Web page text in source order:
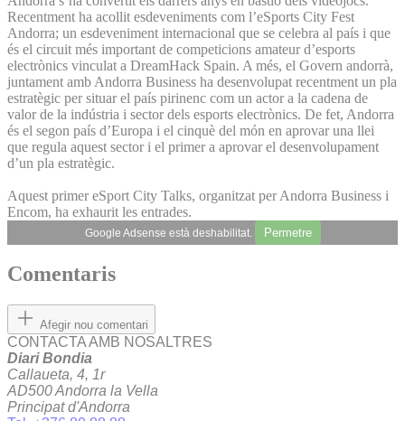
Recentment ha acollit esdeveniments com l’eSports City Fest
Andorra; un esdeveniment internacional que se celebra al país i que
és el circuit més important de competicions amateur d’esports
electrònics vinculat a DreamHack Spain. A més, el Govern andorrà,
juntament amb Andorra Business ha desenvolupat recentment un pla
estratègic per situar el país pirinenc com un actor a la cadena de
valor de la indústria i sector dels esports electrònics. De fet, Andorra
és el segon país d’Europa i el cinquè del món en aprovar una llei
que regula aquest sector i el primer a aprovar el desenvolupament
d’un pla estratègic.
Aquest primer eSport City Talks, organitzat per Andorra Business i
Encom, ha exhaurit les entrades.
Google Adsense està deshabilitat. Permetre
Comentaris
Afegir nou comentari
CONTACTA AMB NOSALTRES
Diari Bondia
Callaueta, 4, 1r
AD500 Andorra la Vella
Principat d'Andorra